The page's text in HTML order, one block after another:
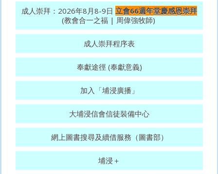
成人崇拜：2026年8月8-9日 立會66週年堂慶感恩崇拜
(教會合一之福 | 周偉強牧師)
成人崇拜程序表
奉獻途徑 (奉獻意義)
加入「埔浸廣播」
大埔浸信會信徒裝備中心
網上圖書搜尋及續借服務（圖書部）
埔浸＋